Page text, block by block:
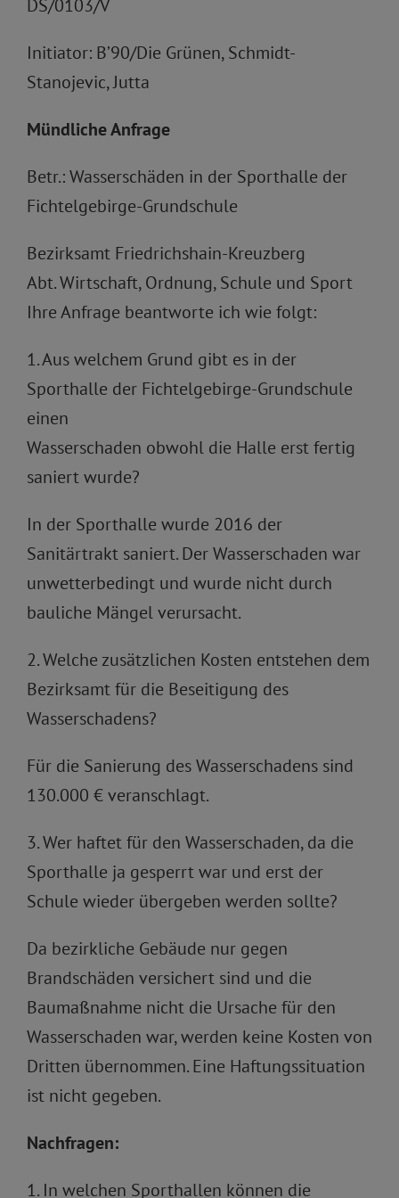
DS/0103/V
Initiator: B’90/Die Grünen, Schmidt-
Stanojevic, Jutta
Mündliche Anfrage
Betr.: Wasserschäden in der Sporthalle der
Fichtelgebirge-Grundschule
Bezirksamt Friedrichshain-Kreuzberg
Abt. Wirtschaft, Ordnung, Schule und Sport
Ihre Anfrage beantworte ich wie folgt:
1. Aus welchem Grund gibt es in der
Sporthalle der Fichtelgebirge-Grundschule
einen
Wasserschaden obwohl die Halle erst fertig
saniert wurde?
In der Sporthalle wurde 2016 der
Sanitärtrakt saniert. Der Wasserschaden war
unwetterbedingt und wurde nicht durch
bauliche Mängel verursacht.
2. Welche zusätzlichen Kosten entstehen dem
Bezirksamt für die Beseitigung des
Wasserschadens?
Für die Sanierung des Wasserschadens sind
130.000 € veranschlagt.
3. Wer haftet für den Wasserschaden, da die
Sporthalle ja gesperrt war und erst der
Schule wieder übergeben werden sollte?
Da bezirkliche Gebäude nur gegen
Brandschäden versichert sind und die
Baumaßnahme nicht die Ursache für den
Wasserschaden war, werden keine Kosten von
Dritten übernommen. Eine Haftungssituation
ist nicht gegeben.
Nachfragen:
1. In welchen Sporthallen können die